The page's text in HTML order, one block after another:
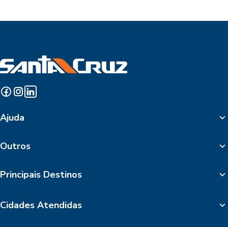
Ajuda
Outros
Principais Destinos
Cidades Atendidas